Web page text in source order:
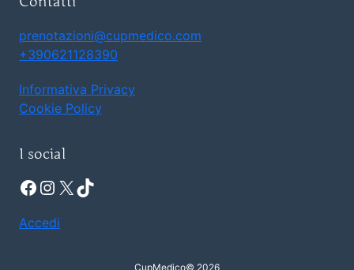
prenotazioni@cupmedico.com
+390621128390
Informativa Privacy
Cookie Policy
I social
Facebook Instagram X TikTok
Accedi
CupMedico© 2026